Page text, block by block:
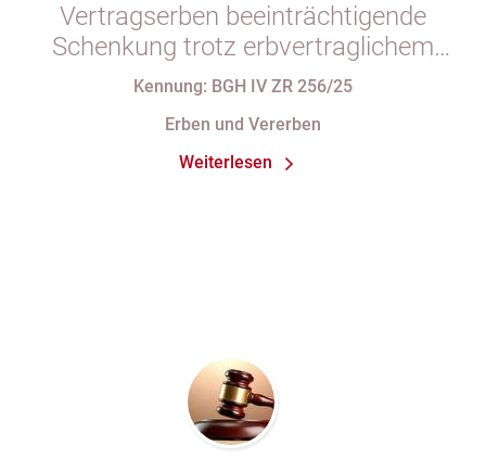
Vertragserben beeinträchtigende
Schenkung trotz erbvertraglichem
Rücktrittsvorbehalt
Kennung: BGH IV ZR 256/25
Erben und Vererben
Weiterlesen